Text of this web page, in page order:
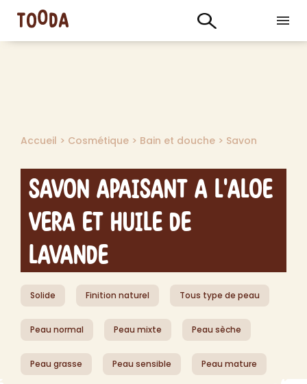
Accueil > Cosmétique > Bain et douche > Savon
Savon Apaisant a l'Aloe
Vera et Huile de
Lavande
Solide Finition naturel Tous type de peau
Peau normal Peau mixte Peau sèche
Peau grasse Peau sensible Peau mature